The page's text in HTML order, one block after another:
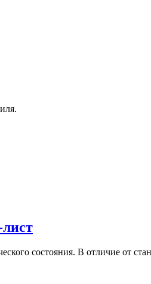
состояния. В отличие от